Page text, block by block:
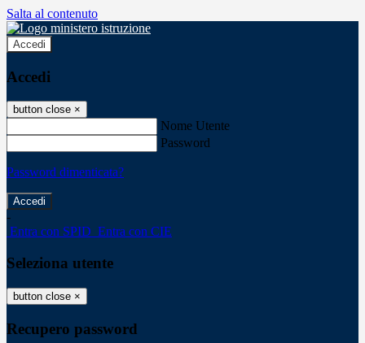
Salta al contenuto
Accedi
Accedi
button close ×
Nome Utente
Password
Password dimenticata?
-
Entra con SPID Entra con CIE
Seleziona utente
button close ×
Recupero password